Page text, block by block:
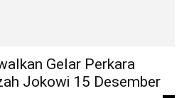
Gelar Perkara
Jokowi 15 Desember